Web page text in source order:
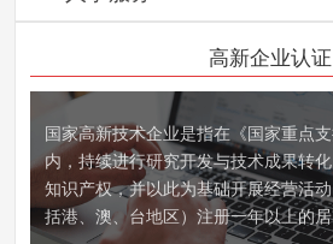
高新企业认证
国家高新技术企业是指在《国家重点支
内，持续进行研究开发与技术成果转
知识产权，并以此为基础开展经营活
括港、澳、台地区）注册一年以上的